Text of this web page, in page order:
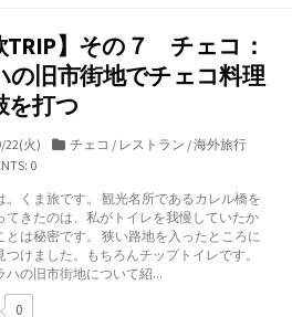
TRIP】その７ チェコ：
の旧市街地でチェコ料理
を打つ
22(火)
カ
リ
ー
チェコ / レストラン /海外旅行
0
。くま旅です。 観光名所であるカレル橋を
てきたのは、私がトイレを我慢していたか
とは秘密です。 狭い路地を入ったところに
つけました。もちろんチップトイレです。
ハの旧市街地について紹...
0